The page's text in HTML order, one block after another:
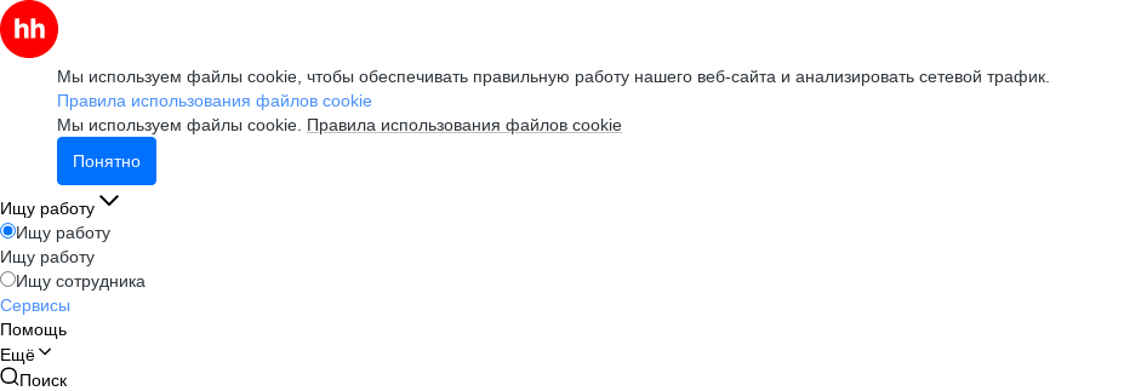
Мы используем файлы cookie, чтобы обеспечивать правильную работу нашего веб-сайта и анализировать сетевой трафик.
Правила использования файлов cookie
Мы используем файлы cookie. Правила использования файлов cookie
Понятно
Ищу работу
Ищу работу
Ищу работу
Ищу сотрудника
Сервисы
Помощь
Ещё
Поиск